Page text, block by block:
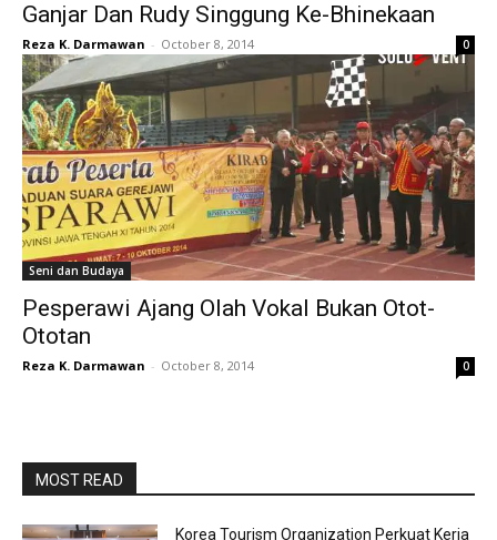
Ganjar Dan Rudy Singgung Ke-Bhinekaan
Reza K. Darmawan - October 8, 2014 0
Seni dan Budaya
Pesperawi Ajang Olah Vokal Bukan Otot-
Ototan
Reza K. Darmawan - October 8, 2014 0
MOST READ
Korea Tourism Organization Perkuat Kerja